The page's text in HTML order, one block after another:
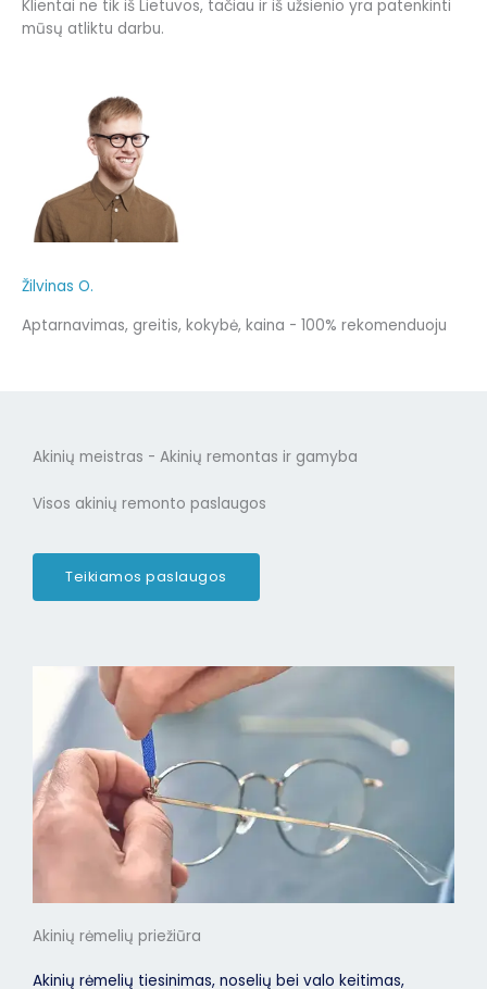
Klientai ne tik iš Lietuvos, tačiau ir iš užsienio yra patenkinti
mūsų atliktu darbu.
Žilvinas O.
Aptarnavimas, greitis, kokybė, kaina - 100% rekomenduoju
Akinių meistras - Akinių remontas ir gamyba
Visos akinių remonto paslaugos
Teikiamos paslaugos
Akinių rėmelių priežiūra
Akinių rėmelių tiesinimas, noselių bei valo keitimas,